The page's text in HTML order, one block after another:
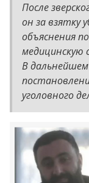
После
он за взятку
объяснения
медицинскую
В
уголовного